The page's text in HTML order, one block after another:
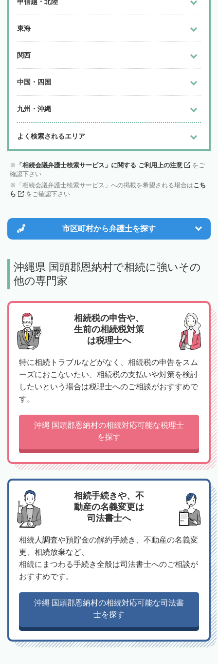
甲信越・北陸
東海
関西
中国・四国
九州・沖縄
よく検索されるエリア
「相続会議弁護士検索サービス」に関する ご利用上の注意
をご
確認下さい
「相続会議弁護士検索サービス」への掲載を希望される場合はこち
ら
をご確認下さい
市区町村から弁護士を探す
沖縄県 国頭郡恩納村で相続に強いその
他の専門家
相続税の申告や、
生前の相続税対策
は税理士へ
特に相続トラブルなどがなく、相続税の申告をスム
ーズにおこないたい、相続税の支払いや対策を検討
したいという場合は税理士へのご相談がおすすめで
す。
沖縄 国頭郡恩納村の相続対応可能な税理士
を探す
相続手続きや、不
動産の名義変更は
司法書士へ
相続人調査や預貯金の解約手続き、不動産の名義変
更、相続放棄など、
相続にまつわる手続き全般は司法書士へのご相談が
おすすめです。
沖縄 国頭郡恩納村の相続対応可能な司法書
士を探す